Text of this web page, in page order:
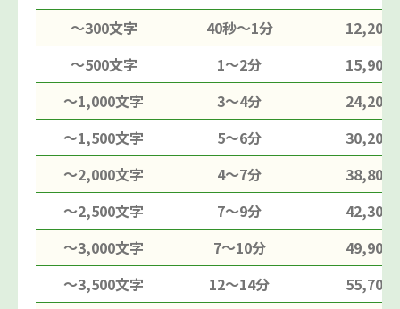
〜300文字 40秒〜1分
12,200
〜500文字
1〜2分
15,900
〜1,000文字
3〜4分
24,200
〜1,500文字
5〜6分
30,200
〜2,000文字
4〜7分
38,800
〜2,500文字
7〜9分
42,300
〜3,000文字
7〜10分
49,900
〜3,500文字
12〜14分
55,700